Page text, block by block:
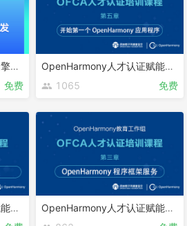
OpenHarmony基于团结引擎的游戏开发
免费
OpenHarmony人才认证赋能课程 第五章
1065
免费
OpenHarmony人才认证赋能课程 第四章
OpenHarmony人才认证赋能课程 第三章